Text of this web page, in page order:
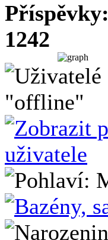
Příspěvky:
1242